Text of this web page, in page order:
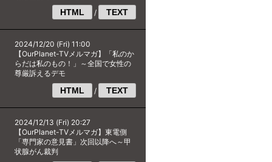
HTML / TEXT
2024/12/20 (Fri) 11:00
【OurPlanet-TVメルマガ】「私のか
らだは私のもの！」～全国で女性の
尊厳訴えるデモ
HTML / TEXT
2024/12/13 (Fri) 20:27
【OurPlanet-TVメルマガ】東電側
「専門家の意見書」次回以降へ～甲
状腺がん裁判